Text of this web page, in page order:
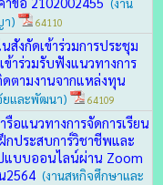
(งาน
า)
64110
สังกัดเข้าร่วมการประชุม
ข้าร่วมรับฟังแนวทางการ
ตามงานจากแหล่งทุน
ยและพัฒนา) 64109
อแนวทางการจัดการเรียน
กประสบการ์วิชาชีพและ
แบบออนไลน์ผ่าน Zoom
2564 (งานสหกิจศึกษาและ